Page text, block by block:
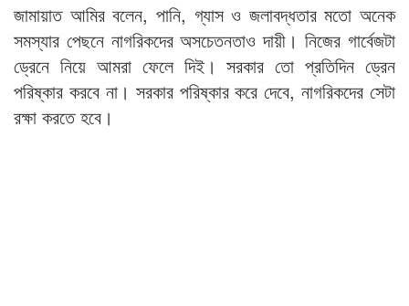
জামায়াত আমির বলেন, পানি, গ্যাস ও জলাবদ্ধতার মতো অনেক
সমস্যার পেছনে নাগরিকদের অসচেতনতাও দায়ী। নিজের গার্বেজটা
ড্রেনে নিয়ে আমরা ফেলে দিই। সরকার তো প্রতিদিন ড্রেন
পরিষ্কার করবে না। সরকার পরিষ্কার করে দেবে, নাগরিকদের সেটা
রক্ষা করতে হবে।